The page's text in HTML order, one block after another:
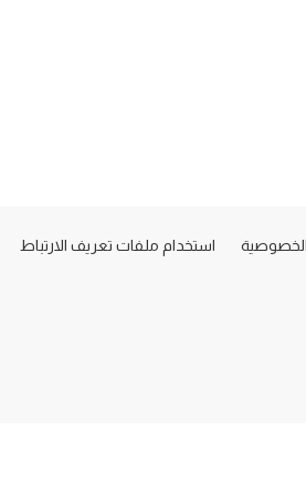
استخدام ملفات تعريف الارتباط